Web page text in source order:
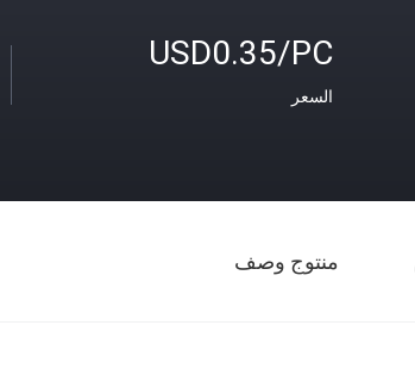
USD0.35/PC
السعر
منتوج وصف